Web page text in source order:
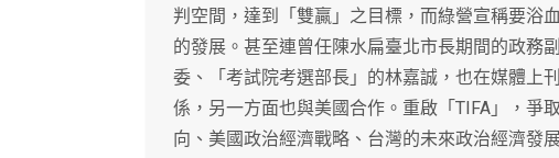
判空間，達到「雙贏」之目標，而綠營宣稱要浴
的發展。甚至連曾任陳水扁臺北市長期間的政務
委、「考試院考選部長」的林嘉誠，也在媒體上
係，另一方面也與美國合作。重啟「TIFA」，爭
向、美國政治經濟戰略、台灣的未來政治經濟發